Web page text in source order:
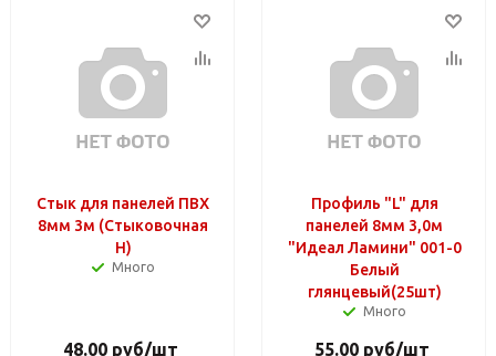
Стык для панелей ПВХ
8мм 3м (Стыковочная
H)
Много
48.00 руб/шт
Профиль "L" для
панелей 8мм 3,0м
"Идеал Ламини" 001-0
Белый
глянцевый(25шт)
Много
55.00 руб/шт